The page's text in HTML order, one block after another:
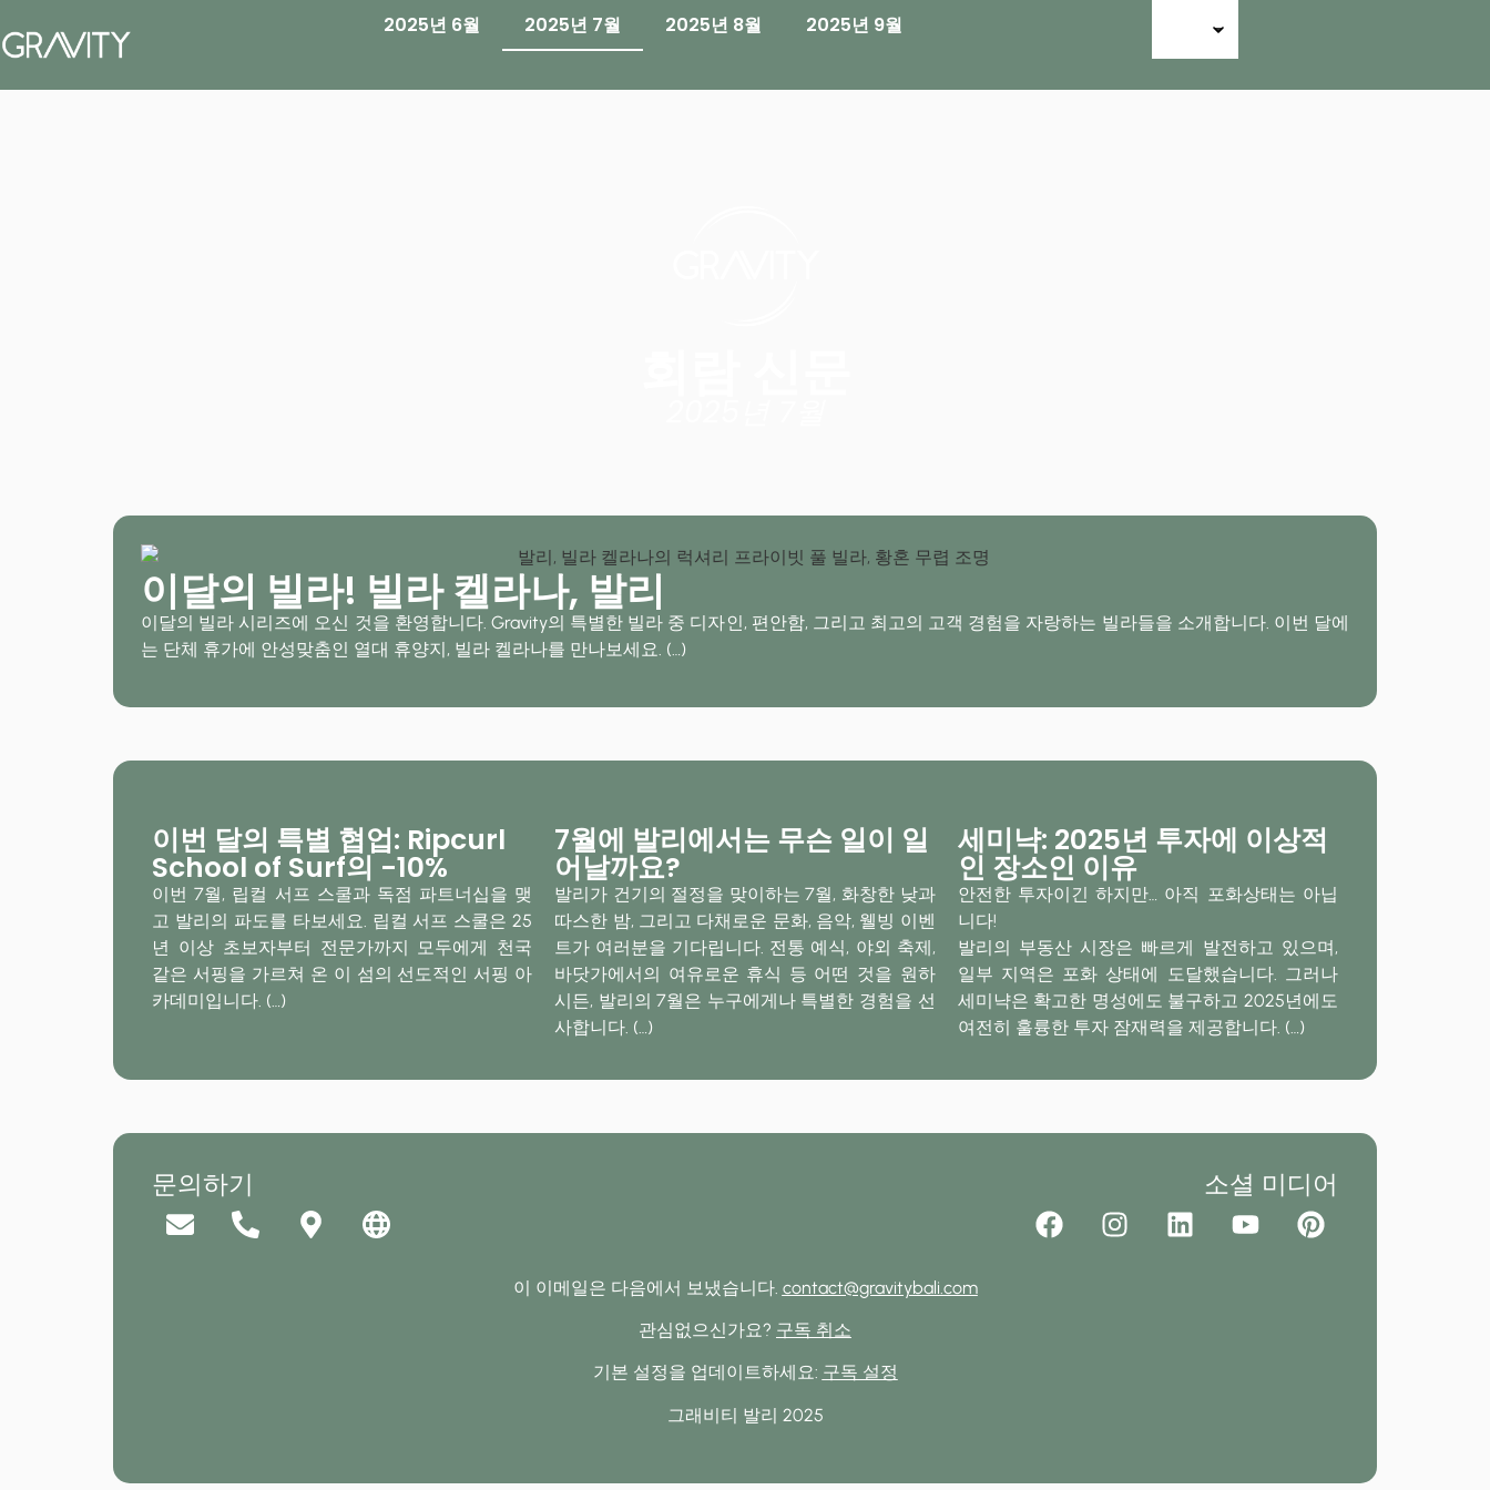
2025년 6월 2025년 7월 2025년 8월 2025년 9월
이달의 빌라! 빌라 켈라나, 발리
이달의 빌라 시리즈에 오신 것을 환영합니다. Gravity의 특별한 빌라 중 디자인, 편안함, 그리고 최고의 고객 경험을 자랑하는 빌라들을 소개합니다. 이번 달에
는 단체 휴가에 안성맞춤인 열대 휴양지, 빌라 켈라나를 만나보세요. (…)
이번 달의 특별 협업: Ripcurl
School of Surf의 -10%
이번 7월, 립컬 서프 스쿨과 독점 파트너십을 맺
고 발리의 파도를 타보세요. 립컬 서프 스쿨은 25
년 이상 초보자부터 전문가까지 모두에게 천국
같은 서핑을 가르쳐 온 이 섬의 선도적인 서핑 아
카데미입니다. (…)
7월에 발리에서는 무슨 일이 일
어날까요?
발리가 건기의 절정을 맞이하는 7월, 화창한 낮과
따스한 밤, 그리고 다채로운 문화, 음악, 웰빙 이벤
트가 여러분을 기다립니다. 전통 예식, 야외 축제,
바닷가에서의 여유로운 휴식 등 어떤 것을 원하
시든, 발리의 7월은 누구에게나 특별한 경험을 선
사합니다. (…)
세미냑: 2025년 투자에 이상적
인 장소인 이유
안전한 투자이긴 하지만… 아직 포화상태는 아닙
니다!
발리의 부동산 시장은 빠르게 발전하고 있으며,
일부 지역은 포화 상태에 도달했습니다. 그러나
세미냑은 확고한 명성에도 불구하고 2025년에도
여전히 훌륭한 투자 잠재력을 제공합니다. (…)
문의하기 소셜 미디어
이 이메일은 다음에서 보냈습니다. contact@gravitybali.com
관심없으신가요? 구독 취소
기본 설정을 업데이트하세요: 구독 설정
그래비티 발리 2025